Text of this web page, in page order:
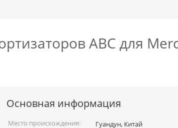
ABC для
Основная информация
Место происхождения:
Гуандун, Китай